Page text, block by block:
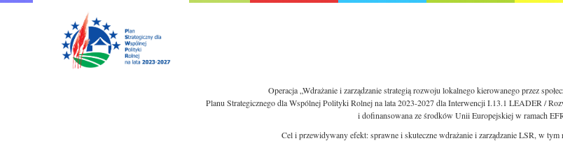
Operacja „Wdrażanie i zarządzanie strategią rozwoju lokalnego kierowanego przez
Planu Strategicznego dla Wspólnej Polityki Rolnej na lata 2023-2027 dla Interwencji I.13.1 LEADER /
i dofinansowana ze środków Unii Europejskiej w ramach
Cel i przewidywany efekt: sprawne i skuteczne wdrażanie i zarządzanie LSR, w